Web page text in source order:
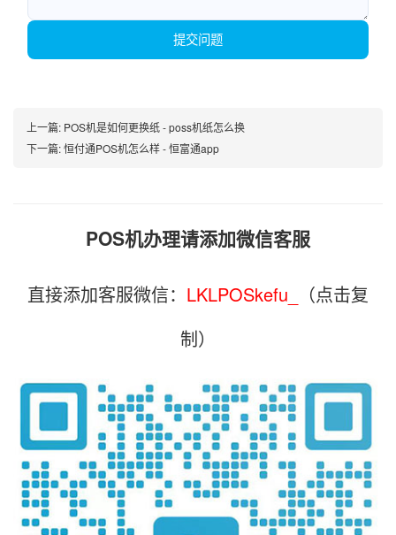
提交问题
上一篇: POS机是如何更换纸 - poss机纸怎么换
下一篇:恒付通POS机怎么样 - 恒富通app
POS机办理请添加微信客服
直接添加客服微信： LKLPOSkefu_
（点击复
制）